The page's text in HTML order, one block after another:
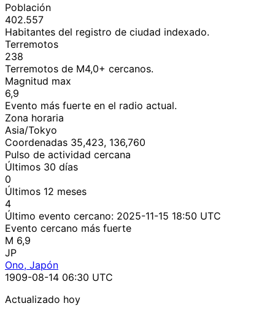
Población
402.557
Habitantes del registro de ciudad indexado.
Terremotos
238
Terremotos de M4,0+ cercanos.
Magnitud max
6,9
Evento más fuerte en el radio actual.
Zona horaria
Asia/Tokyo
Coordenadas 35,423, 136,760
Pulso de actividad cercana
Últimos 30 días
0
Últimos 12 meses
4
Último evento cercano: 2025-11-15 18:50 UTC
Evento cercano más fuerte
M 6,9
JP
Ono, Japón
1909-08-14 06:30 UTC
Actualizado hoy